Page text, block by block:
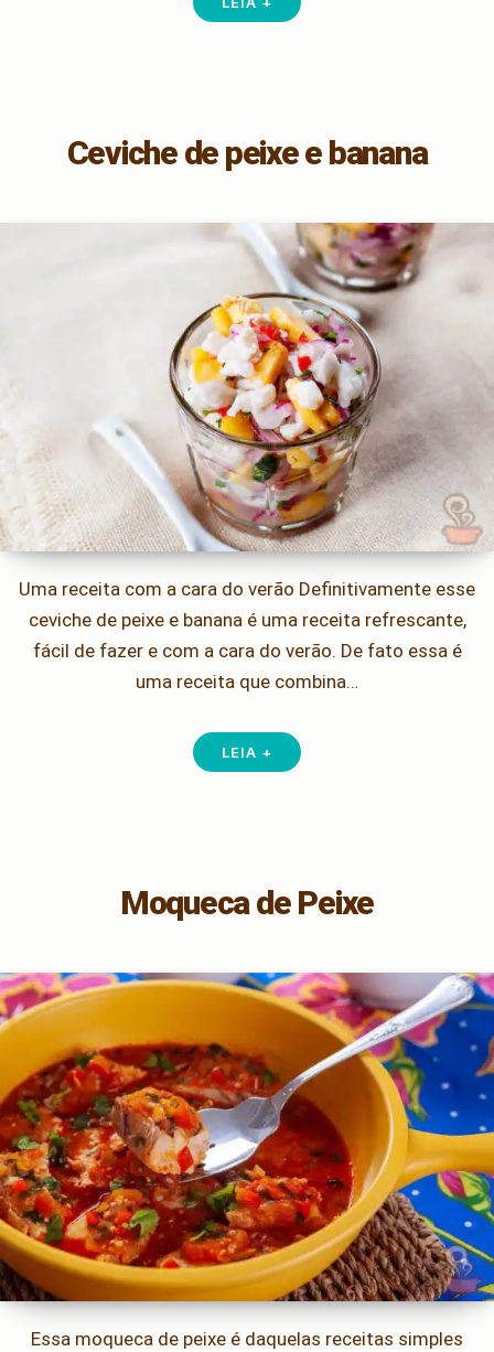
Ceviche de peixe e banana
Uma receita com a cara do verão Definitivamente esse
ceviche de peixe e banana é uma receita refrescante,
fácil de fazer e com a cara do verão. De fato essa é
uma receita que combina…
LEIA +
Moqueca de Peixe
Essa moqueca de peixe é daquelas receitas simples